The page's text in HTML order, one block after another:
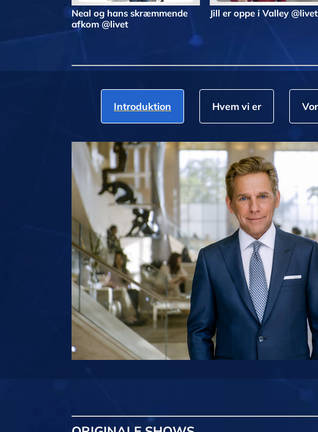
Neal og hans skræmmende
afkom @livet
Jill er oppe i Valley @livet
Introduktion Hvem vi er